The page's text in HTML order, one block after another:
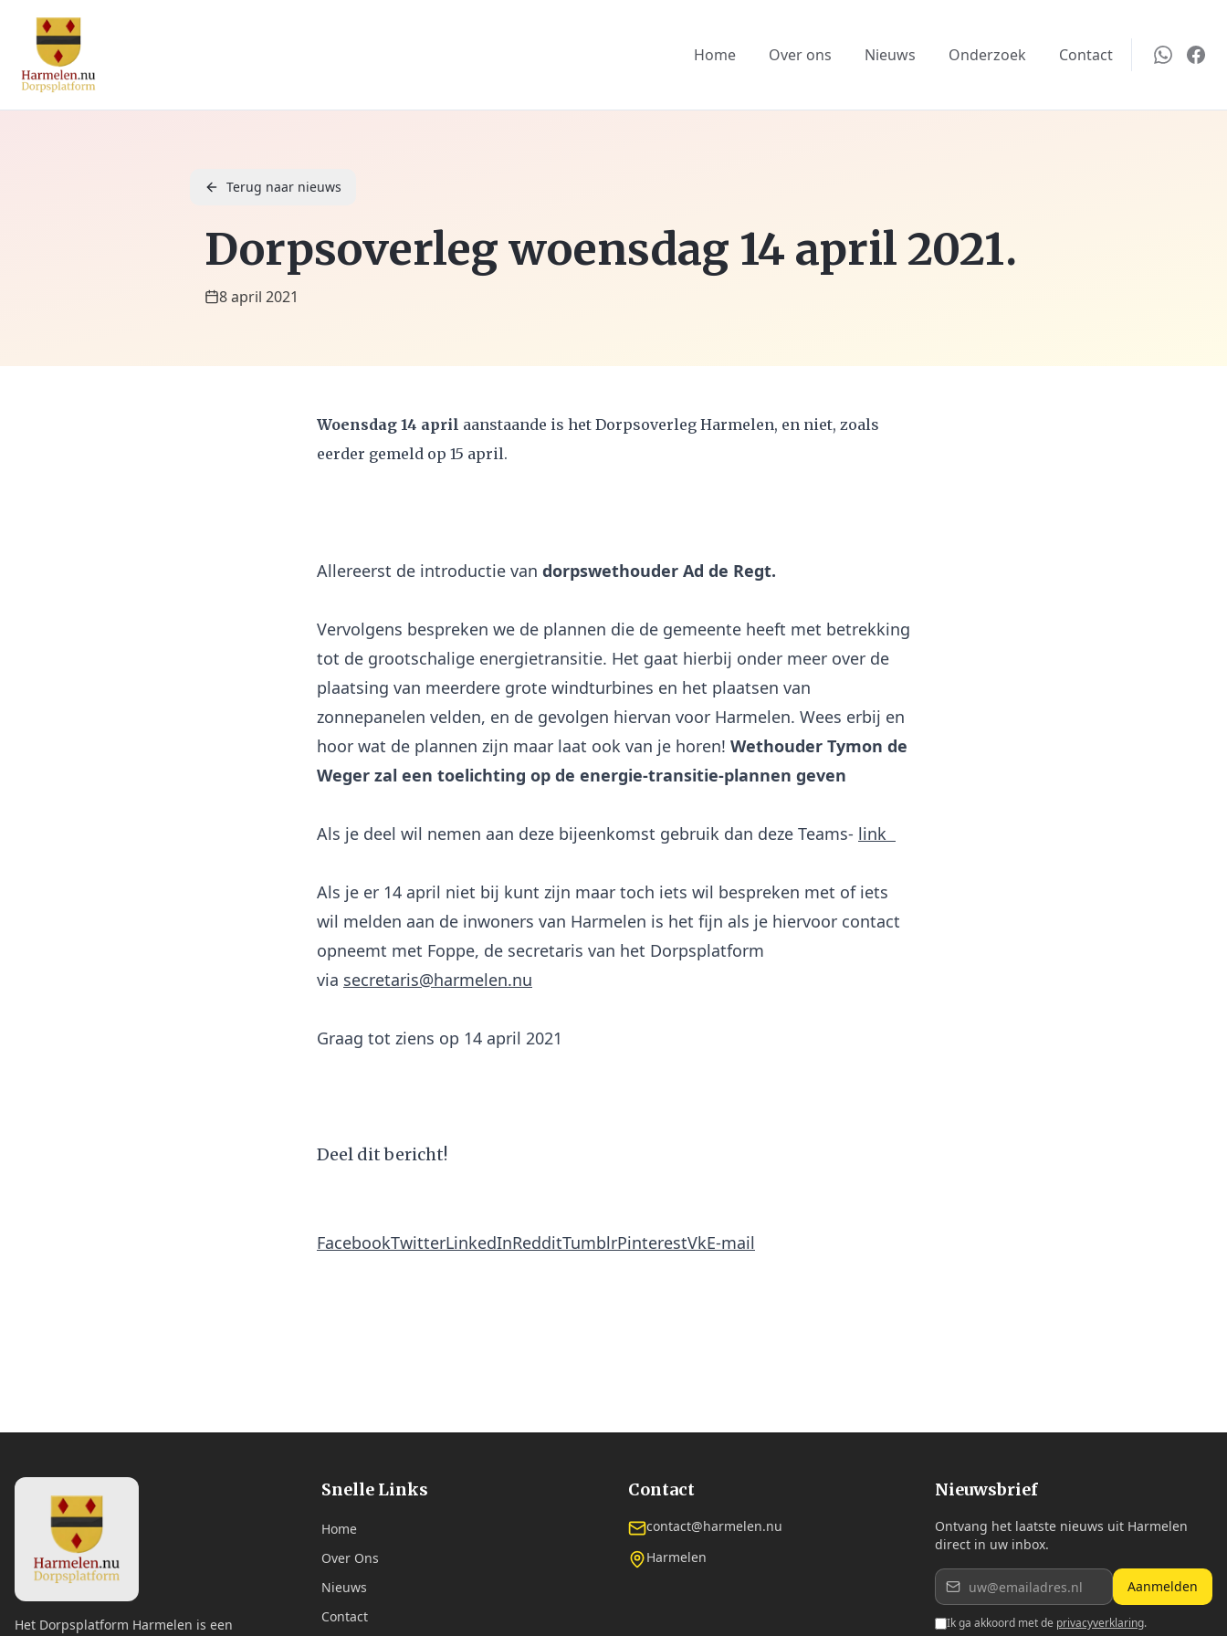
Home Over ons Nieuws Onderzoek Contact
Terug naar nieuws
Dorpsoverleg woensdag 14 april 2021.
8 april 2021
Woensdag 14 april aanstaande is het Dorpsoverleg Harmelen, en niet, zoals
eerder gemeld op 15 april.
Allereerst de introductie van dorpswethouder Ad de Regt.
Vervolgens bespreken we de plannen die de gemeente heeft met betrekking
tot de grootschalige energietransitie. Het gaat hierbij onder meer over de
plaatsing van meerdere grote windturbines en het plaatsen van
zonnepanelen velden, en de gevolgen hiervan voor Harmelen. Wees erbij en
hoor wat de plannen zijn maar laat ook van je horen! Wethouder Tymon de
Weger zal een toelichting op de energie-transitie-plannen geven
Als je deel wil nemen aan deze bijeenkomst gebruik dan deze Teams- link
Als je er 14 april niet bij kunt zijn maar toch iets wil bespreken met of iets
wil melden aan de inwoners van Harmelen is het fijn als je hiervoor contact
opneemt met Foppe, de secretaris van het Dorpsplatform
via secretaris@harmelen.nu
Graag tot ziens op 14 april 2021
Deel dit bericht!
FacebookTwitterLinkedInRedditTumblrPinterestVkE-mail
Het Dorpsplatform Harmelen is een
Snelle Links
Home
Over Ons
Nieuws
Contact
Contact
contact@harmelen.nu
Harmelen
Nieuwsbrief
Ontvang het laatste nieuws uit Harmelen
direct in uw inbox.
Aanmelden
Ik ga akkoord met de privacyverklaring.